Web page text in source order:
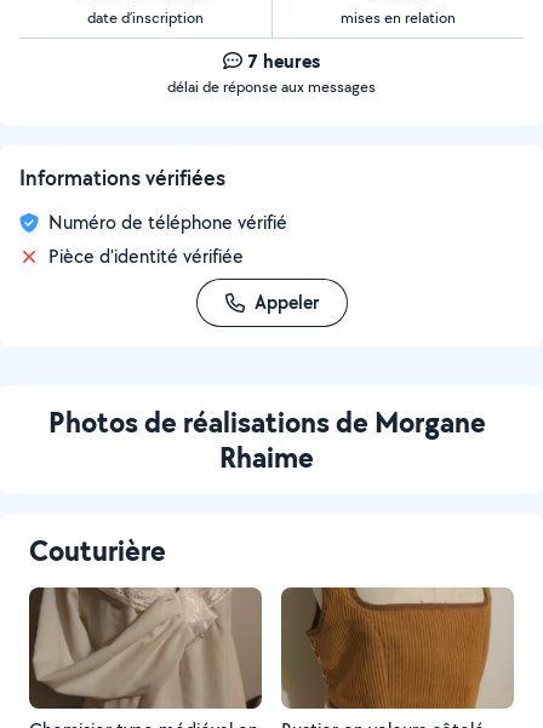
date d’inscription mises en relation
7 heures
délai de réponse aux messages
Informations vérifiées
Numéro de téléphone vérifié
Pièce d'identité vérifiée
Appeler
Photos de réalisations de Morgane
Rhaime
Couturière